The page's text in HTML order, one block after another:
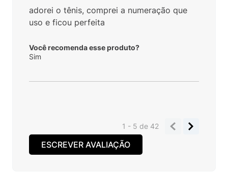
adorei o tênis, comprei a numeração que
uso e ficou perfeita
Você recomenda esse produto?
Sim
1 - 5de 42
ESCREVER AVALIAÇÃO